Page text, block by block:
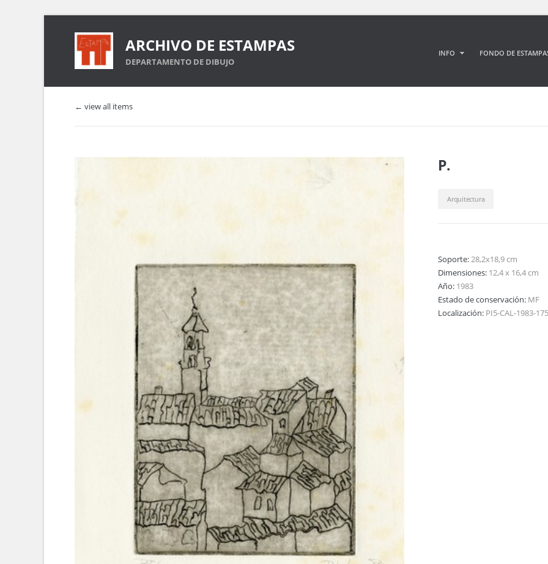
ARCHIVO DE ESTAMPAS
DEPARTAMENTO DE DIBUJO
INFO FONDO DE
← view all items
P.
Arquitectura
Soporte:28,2x18,9 cm
Dimensiones: 12,4 x 16,4 cm
Año: 1983
Estado de conservación: MF
Localización: PI5-CAL-1983-175